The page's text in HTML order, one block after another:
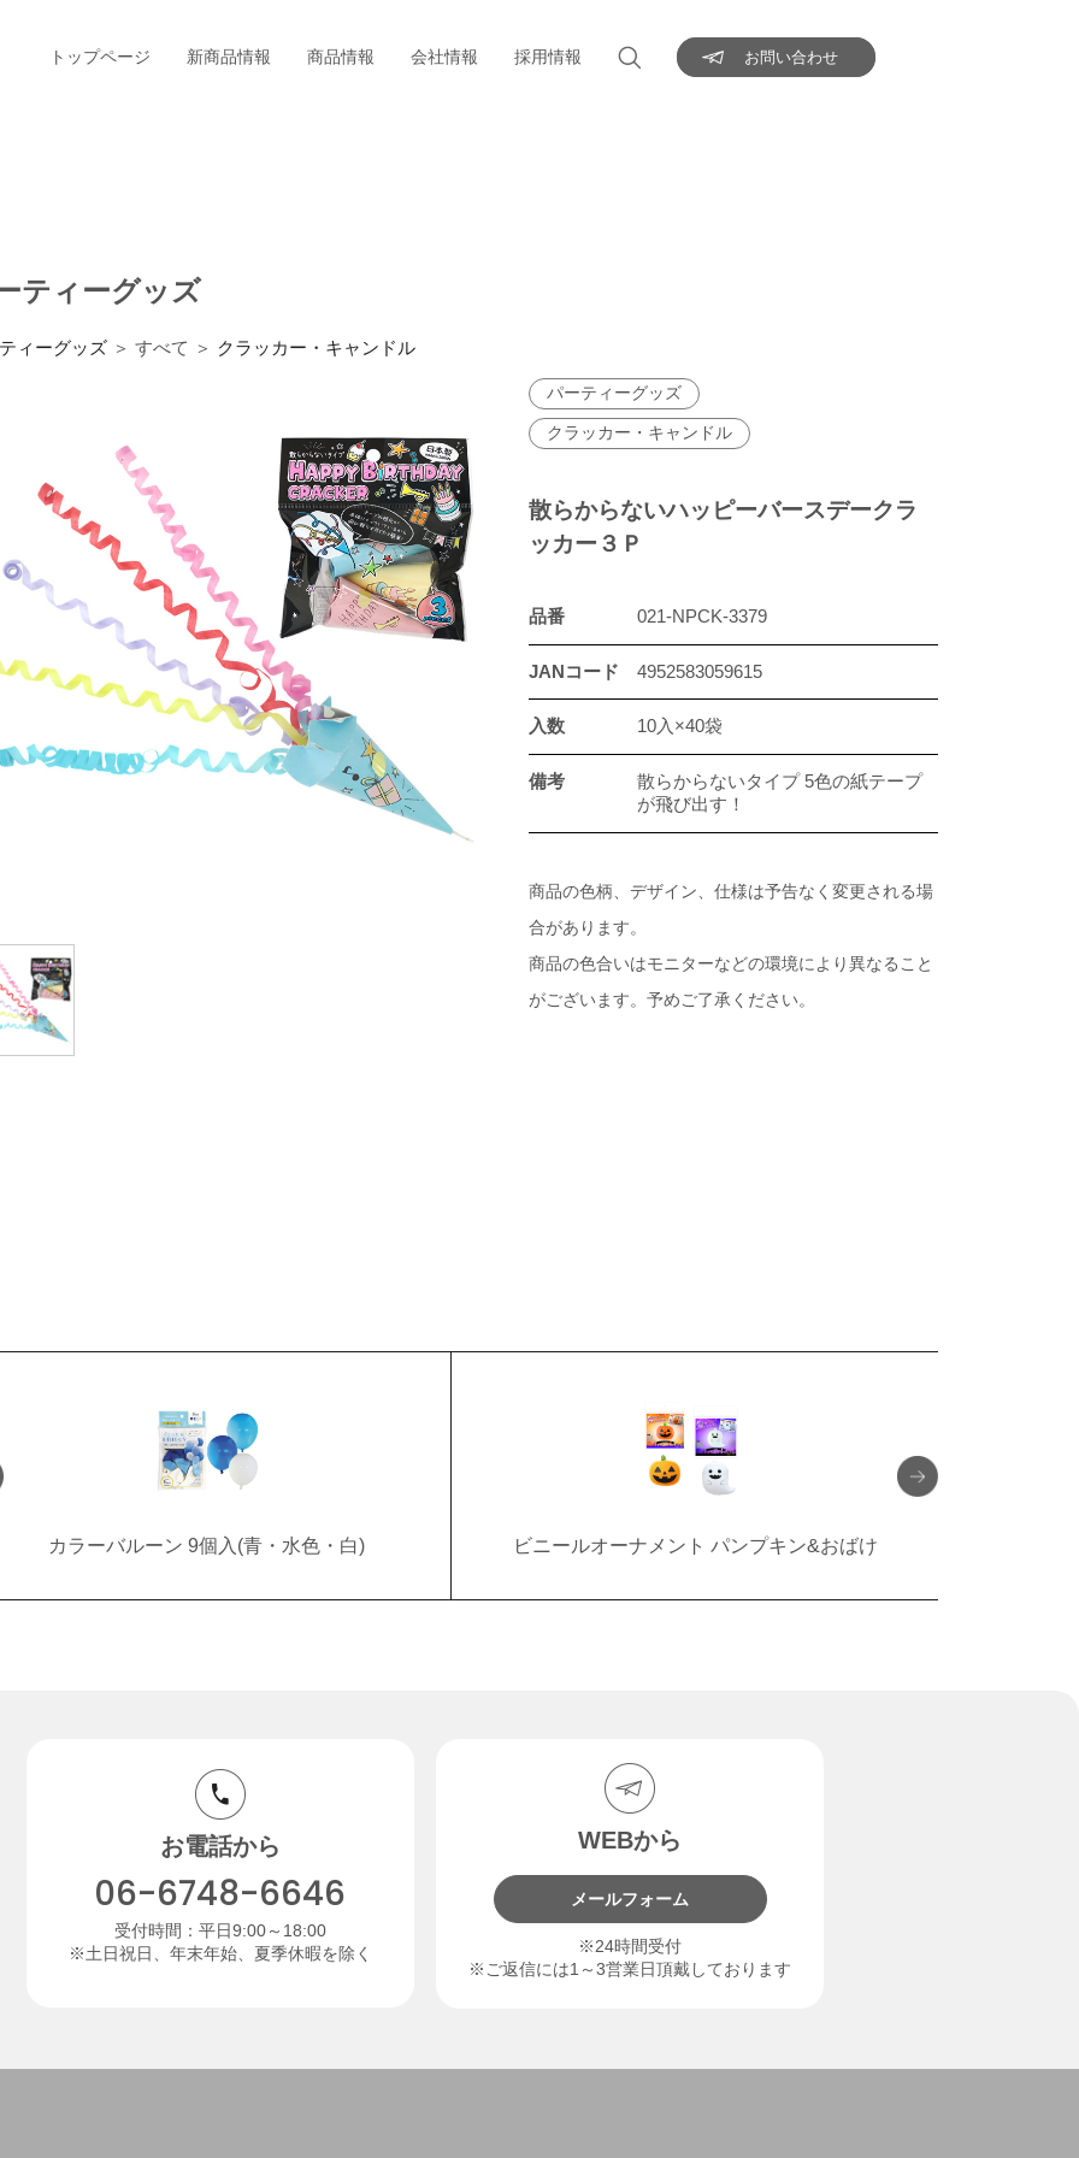
トップページ 新商品情報 商品情報 会社情報 採用情報 お問い合わせ
ティーグッズ
ィーグッズ ＞ すべて ＞ クラッカー・キャンドル
パーティーグッズ
クラッカー・キャンドル
散らからないハッピーバースデークラ
ッカー３Ｐ
品番 021-NPCK-3379
JANコード 4952583059615
入数 10入×40袋
備考
散らからないタイプ 5色の紙テープ
が飛び出す！
商品の色柄、デザイン、仕様は予告なく変更される場
合があります。
商品の色合いはモニターなどの環境により異なること
がございます。予めご了承ください。
カラーバルーン 9個入(青・水色・白) ビニールオーナメント パンプキン&おばけ
お電話から
06-6748-6646
受付時間：平日9:00～18:00
※土日祝日、年末年始、夏季休暇を除く
WEBから
メールフォーム
※24時間受付
※ご返信には1～3営業日頂戴しております